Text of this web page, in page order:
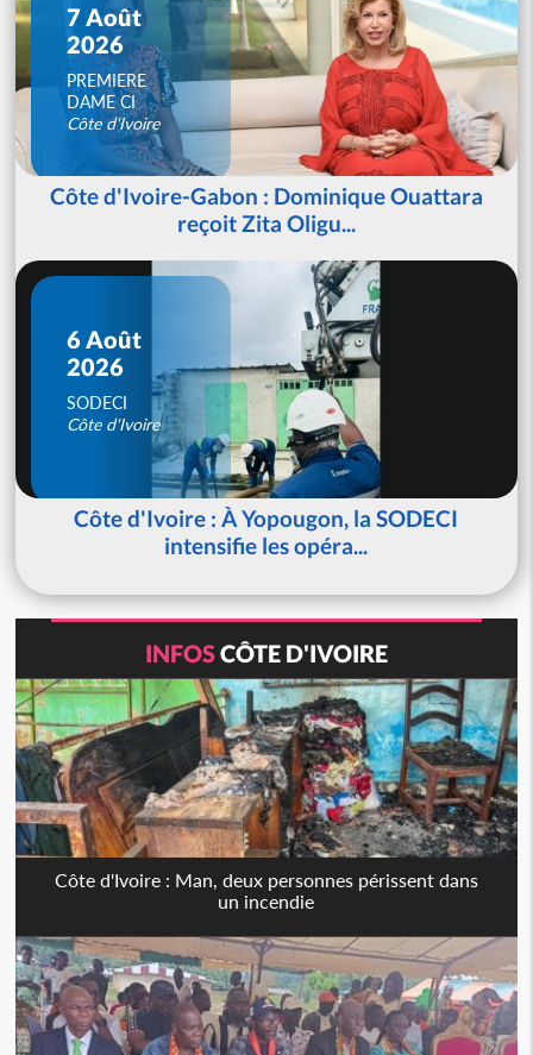
7 Août
2026
PREMIERE
DAME CI
Côte d'Ivoire
Côte d'Ivoire-Gabon : Dominique Ouattara
reçoit Zita Oligu...
6 Août
2026
SODECI
Côte d'Ivoire
Côte d'Ivoire : À Yopougon, la SODECI
intensifie les opéra...
INFOSCÔTE D'IVOIRE
Côte d'Ivoire : Man, deux personnes périssent dans
un incendie